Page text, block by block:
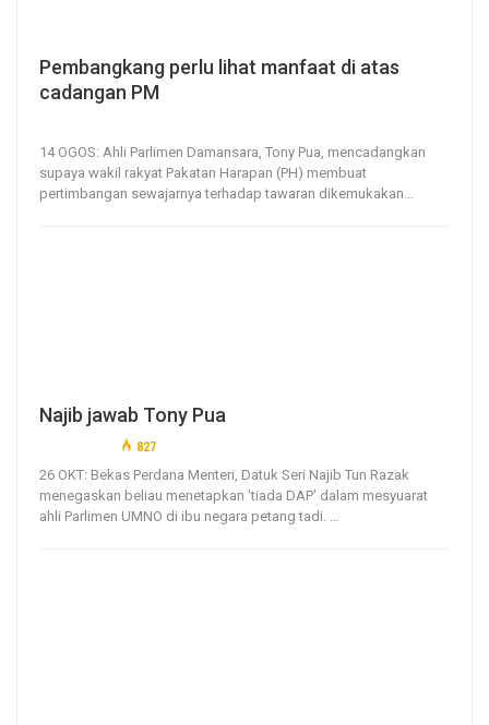
Pembangkang perlu lihat manfaat di atas
cadangan PM
14 OGOS: Ahli Parlimen Damansara, Tony Pua, mencadangkan
supaya wakil rakyat Pakatan Harapan (PH) membuat
pertimbangan sewajarnya terhadap tawaran dikemukakan
Najib jawab Tony Pua
827
26 OKT: Bekas Perdana Menteri, Datuk Seri Najib Tun Razak
menegaskan beliau menetapkan 'tiada DAP' dalam mesyuarat
ahli Parlimen UMNO di ibu negara petang tadi. …